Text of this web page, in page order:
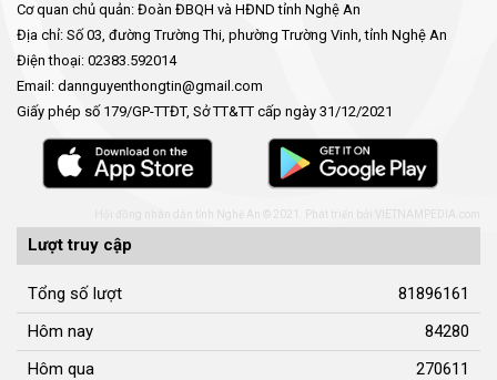
Cơ quan chủ quản: Đoàn ĐBQH và HĐND tỉnh Nghệ An
Địa chỉ: Số 03, đường Trường Thi, phường Trường Vinh, tỉnh Nghệ An
Điện thoại: 02383.592014
Email: dannguyenthongtin@gmail.com
Giấy phép số 179/GP-TTĐT, Sở TT&TT cấp ngày 31/12/2021
Hội đồng nhân dân tỉnh Nghệ An © 2021. Phát triển bởi
Lượt truy cập
Tổng số lượt
81896161
Hôm nay
84280
Hôm qua
270611